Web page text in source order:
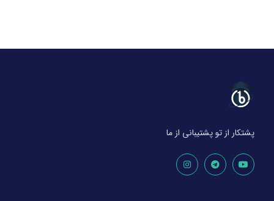
پشتکار از تو پشتیبانی از ما